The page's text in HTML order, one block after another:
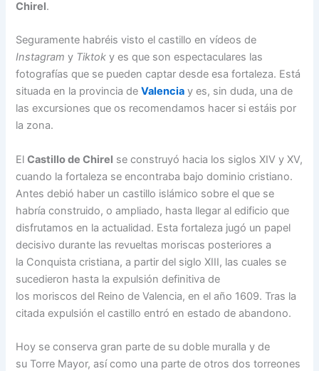
Chirel.
Seguramente habréis visto el castillo en vídeos de
Instagram y Tiktok y es que son espectaculares las
fotografías que se pueden captar desde esa fortaleza. Está
situada en la provincia deValencia y es, sin duda, una de
las excursiones que os recomendamos hacer si estáis por
la zona.
ElCastillo de Chirel se construyó hacia los siglos XIV y XV,
cuando la fortaleza se encontraba bajo dominio cristiano.
Antes debió haber un castillo islámico sobre el que se
habría construido, o ampliado, hasta llegar al edificio que
disfrutamos en la actualidad. Esta fortaleza jugó un papel
decisivo durante las revueltas moriscas posteriores a
la Conquista cristiana, a partir del siglo XIII, las cuales se
sucedieron hasta la expulsión definitiva de
los moriscos del Reino de Valencia, en el año 1609. Tras la
citada expulsión el castillo entró en estado de abandono.
Hoy se conserva gran parte de su doble muralla y de
su Torre Mayor, así como una parte de otros dos torreones